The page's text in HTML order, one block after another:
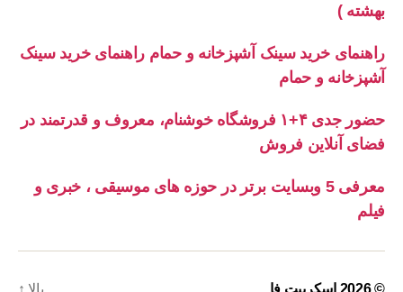
بهشته )
راهنمای خرید سینک آشپزخانه و حمام راهنمای خرید سینک
آشپزخانه و حمام
حضور جدی ۴+۱ فروشگاه خوشنام، معروف و قدرتمند در
فضای آنلاین فروش
معرفی 5 وبسایت برتر در حوزه های موسیقی ، خبری و
فیلم
© 2026 اسکریپت فا بالا ↑